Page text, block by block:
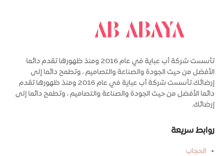
تأسست شركة أب عباية في عام 2016 ومنذ ظهورها تقدم دائما
الأفضل من حيث الجودة والصناعة والتصاميم ، وتطمح دائما إلى
إرضائك.تأسست شركة أب عباية في عام 2016 ومنذ ظهورها تقدم
دائما الأفضل من حيث الجودة والصناعة والتصاميم ، وتطمح دائما إلى
إرضائك.
روابط سريعة
الحجاب